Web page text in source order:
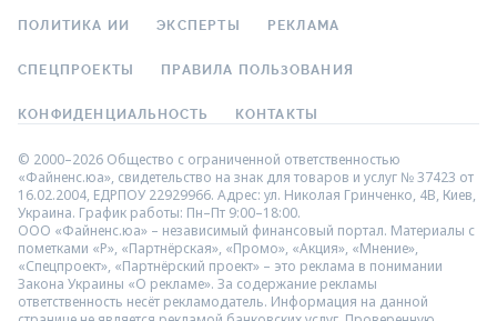
ПОЛИТИКА ИИ ЭКСПЕРТЫ РЕКЛАМА
СПЕЦПРОЕКТЫ ПРАВИЛА ПОЛЬЗОВАНИЯ
КОНФИДЕНЦИАЛЬНОСТЬ КОНТАКТЫ
© 2000–2026 Общество с ограниченной ответственностью
«Файненс.юа», свидетельство на знак для товаров и услуг № 37423 от
16.02.2004, ЕДРПОУ 22929966. Адрес: ул. Николая Гринченко, 4В, Киев,
Украина. График работы: Пн–Пт 9:00–18:00.
ООО «Файненс.юа» – независимый финансовый портал. Материалы с
пометками «Р», «Партнёрская», «Промо», «Акция», «Мнение»,
«Спецпроект», «Партнёрский проект» – это реклама в понимании
Закона Украины «О рекламе». За содержание рекламы
ответственность несёт рекламодатель. Информация на данной